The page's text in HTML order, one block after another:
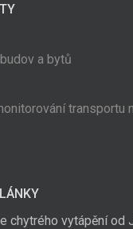
a bytů
transportu
chytrého vytápění od